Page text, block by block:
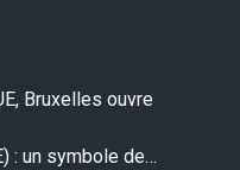
Bruxelles ouvre
: un symbole de…